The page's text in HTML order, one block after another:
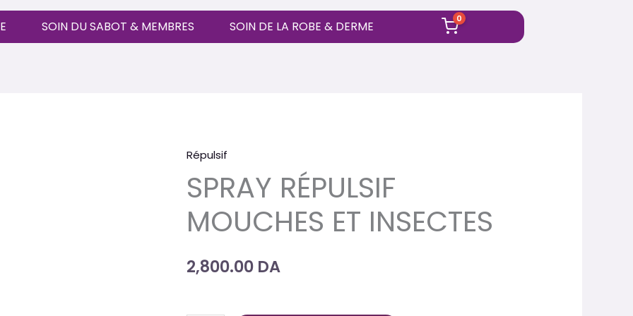
SOIN DU SABOT & MEMBRES SOIN DE LA ROBE & DERME
0
Répulsif
SPRAY RÉPULSIF
MOUCHES ET INSECTES
2,800.00 DA
quantité
de
SPRAY
RÉPULSIF
MOUCHES
INSECTES